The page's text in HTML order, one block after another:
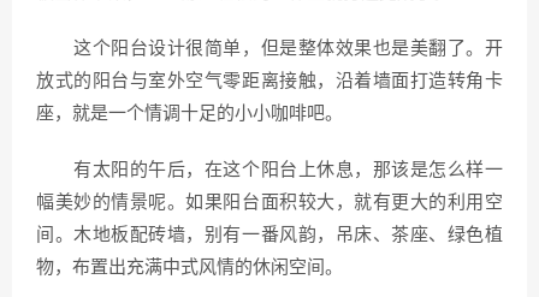
这个阳台设计很简单，但是整体效果也是美翻了。开
放式的阳台与室外空气零距离接触，沿着墙面打造转角卡
座，就是一个情调十足的小小咖啡吧。
有太阳的午后，在这个阳台上休息，那该是怎么样一
幅美妙的情景呢。如果阳台面积较大，就有更大的利用空
间。木地板配砖墙，别有一番风韵，吊床、茶座、绿色植
物，布置出充满中式风情的休闲空间。